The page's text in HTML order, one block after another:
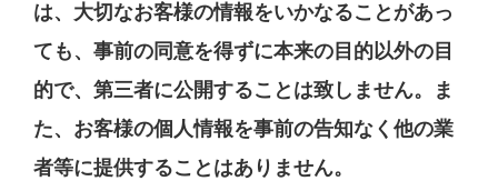
は、大切なお客様の情報をいかなることがあっ
ても、事前の同意を得ずに本来の目的以外の目
的で、第三者に公開することは致しません。ま
た、お客様の個人情報を事前の告知なく他の業
者等に提供することはありません。